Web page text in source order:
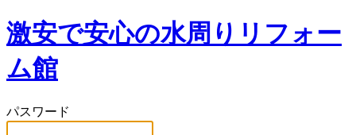
激安で安心の水周りリフォー
ム館
パスワード